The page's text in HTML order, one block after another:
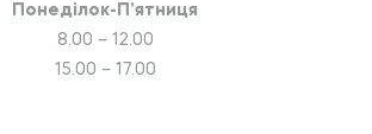
Понеділок-П’ятниця
8.00 – 12.00
15.00 – 17.00